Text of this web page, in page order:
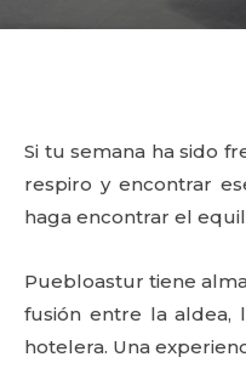
Si tu semana ha sido
respiro y encontrar
haga encontrar el
Puebloastur tiene
fusión entre la aldea,
hotelera. Una